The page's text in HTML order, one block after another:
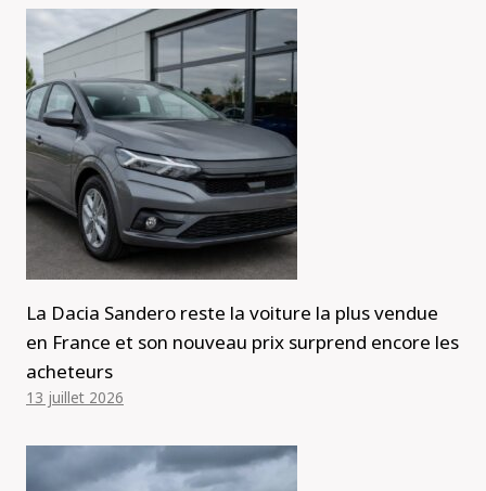
La Dacia Sandero reste la voiture la plus vendue
en France et son nouveau prix surprend encore les
acheteurs
13 juillet 2026